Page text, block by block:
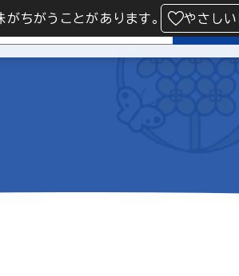
がちがうことがあります。 やさし
検索